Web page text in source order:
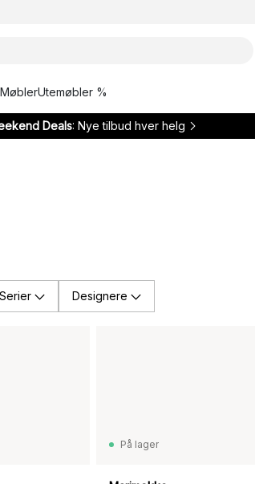
MøblerUtemøbler %
Deals: Nye tilbud hver helg
Serier Designere
På lager